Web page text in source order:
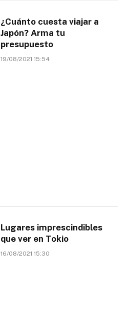
¿Cuánto cuesta viajar a
Japón? Arma tu
presupuesto
19/08/2021 15:54
Lugares imprescindibles
que ver en Tokio
16/08/2021 15:30